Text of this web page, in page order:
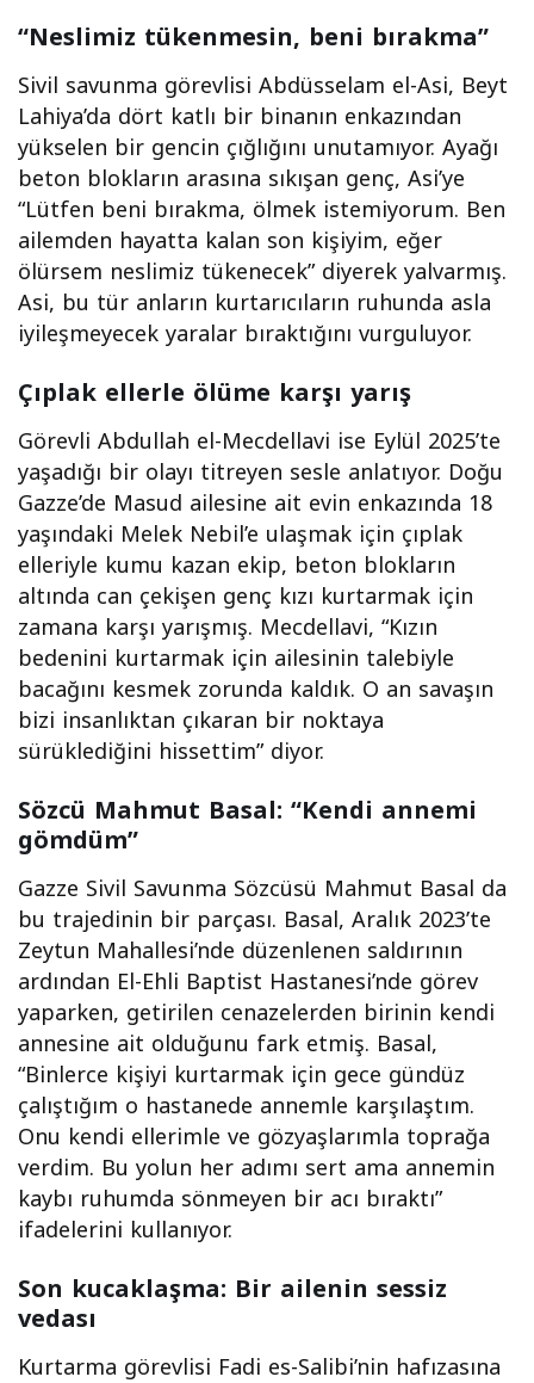
“Neslimiz tükenmesin, beni bırakma”
Sivil savunma görevlisi Abdüsselam el-Asi, Beyt
Lahiya’da dört katlı bir binanın enkazından
yükselen bir gencin çığlığını unutamıyor. Ayağı
beton blokların arasına sıkışan genç, Asi’ye
“Lütfen beni bırakma, ölmek istemiyorum. Ben
ailemden hayatta kalan son kişiyim, eğer
ölürsem neslimiz tükenecek” diyerek yalvarmış.
Asi, bu tür anların kurtarıcıların ruhunda asla
iyileşmeyecek yaralar bıraktığını vurguluyor.
Çıplak ellerle ölüme karşı yarış
Görevli Abdullah el-Mecdellavi ise Eylül 2025’te
yaşadığı bir olayı titreyen sesle anlatıyor. Doğu
Gazze’de Masud ailesine ait evin enkazında 18
yaşındaki Melek Nebil’e ulaşmak için çıplak
elleriyle kumu kazan ekip, beton blokların
altında can çekişen genç kızı kurtarmak için
zamana karşı yarışmış. Mecdellavi, “Kızın
bedenini kurtarmak için ailesinin talebiyle
bacağını kesmek zorunda kaldık. O an savaşın
bizi insanlıktan çıkaran bir noktaya
sürüklediğini hissettim” diyor.
Sözcü Mahmut Basal: “Kendi annemi
gömdüm”
Gazze Sivil Savunma Sözcüsü Mahmut Basal da
bu trajedinin bir parçası. Basal, Aralık 2023’te
Zeytun Mahallesi’nde düzenlenen saldırının
ardından El-Ehli Baptist Hastanesi’nde görev
yaparken, getirilen cenazelerden birinin kendi
annesine ait olduğunu fark etmiş. Basal,
“Binlerce kişiyi kurtarmak için gece gündüz
çalıştığım o hastanede annemle karşılaştım.
Onu kendi ellerimle ve gözyaşlarımla toprağa
verdim. Bu yolun her adımı sert ama annemin
kaybı ruhumda sönmeyen bir acı bıraktı”
ifadelerini kullanıyor.
Son kucaklaşma: Bir ailenin sessiz
vedası
Kurtarma görevlisi Fadi es-Salibi’nin hafızasına